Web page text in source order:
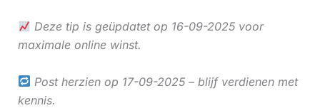
Deze tip is geüpdatet op 16-09-2025 voor
maximale online winst.
Post herzien op 17-09-2025 – blijf verdienen met
kennis.